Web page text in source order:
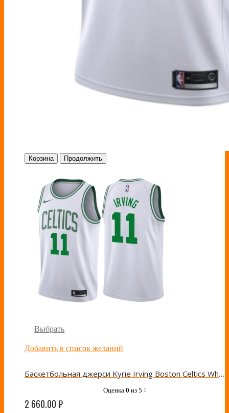
Корзина Продолжить
Выбрать
Добавить в список желаний
Баскетбольная джерси Kyrie Irving Boston Celtics White/Green Nike
Оценка 0 из 5 0
2 660.00₽